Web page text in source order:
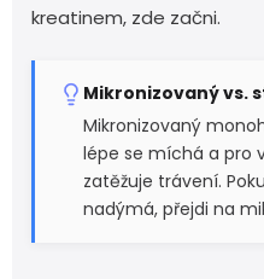
kreatinem, zde začni.
Mikronizovaný vs.
Mikronizovaný
lépe se míchá a pro
zatěžuje trávení.
nadýmá, přejdi na